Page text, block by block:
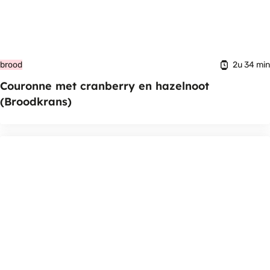
brood 2u 34 min
Couronne met cranberry en hazelnoot
(Broodkrans)